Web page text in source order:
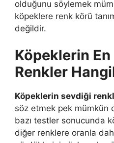
olduğunu söylemek
köpeklere renk körü
değildir.
Köpeklerin
Renkler
Köpeklerin sevdiği
söz etmek pek mümkün
bazı testler sonucunda
diğer renklere oranla